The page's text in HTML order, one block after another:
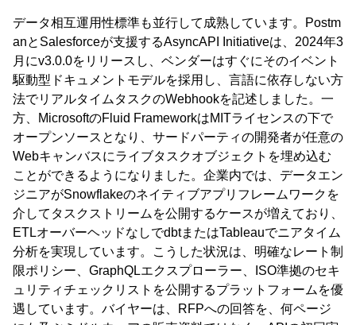
データ相互運用性標準も並行して成熟しています。Postm
anとSalesforceが支援するAsyncAPI Initiativeは、2024年3
月にv3.0.0をリリースし、ベンダーはすぐにそのイベント
駆動型ドキュメントモデルを採用し、言語に依存しない方
法でリアルタイムタスクのWebhookを記述しました。一
方、MicrosoftのFluid FrameworkはMITライセンスの下で
オープンソースとなり、サードパーティの開発者が任意の
Webキャンバスにライブタスクオブジェクトを埋め込む
ことができるようになりました。企業内では、データエン
ジニアがSnowflakeのネイティブアプリフレームワークを
介してタスクストリームを公開するケースが増えており、
ETLオーバーヘッドなしでdbtまたはTableauでニアタイム
分析を実現しています。こうした状況は、明確なレート制
限ポリシー、GraphQLエクスプローラー、ISO準拠のセキ
ュリティチェックリストを公開するプラットフォームを優
遇しています。バイヤーは、RFPへの回答を、何ページ